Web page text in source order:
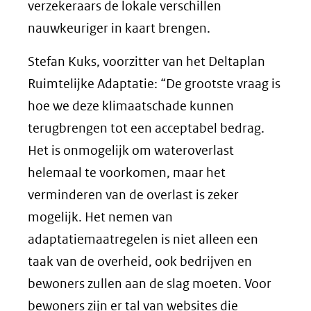
verzekeraars de lokale verschillen
nauwkeuriger in kaart brengen.
Stefan Kuks, voorzitter van het Deltaplan
Ruimtelijke Adaptatie: “De grootste vraag is
hoe we deze klimaatschade kunnen
terugbrengen tot een acceptabel bedrag.
Het is onmogelijk om wateroverlast
helemaal te voorkomen, maar het
verminderen van de overlast is zeker
mogelijk. Het nemen van
adaptatiemaatregelen is niet alleen een
taak van de overheid, ook bedrijven en
bewoners zullen aan de slag moeten. Voor
bewoners zijn er tal van websites die